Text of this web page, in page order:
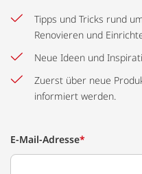
Tipps und Tricks rund
Renovieren und
Neue Ideen und
Zuerst über neue
informiert werden.
E-Mail-Adresse*